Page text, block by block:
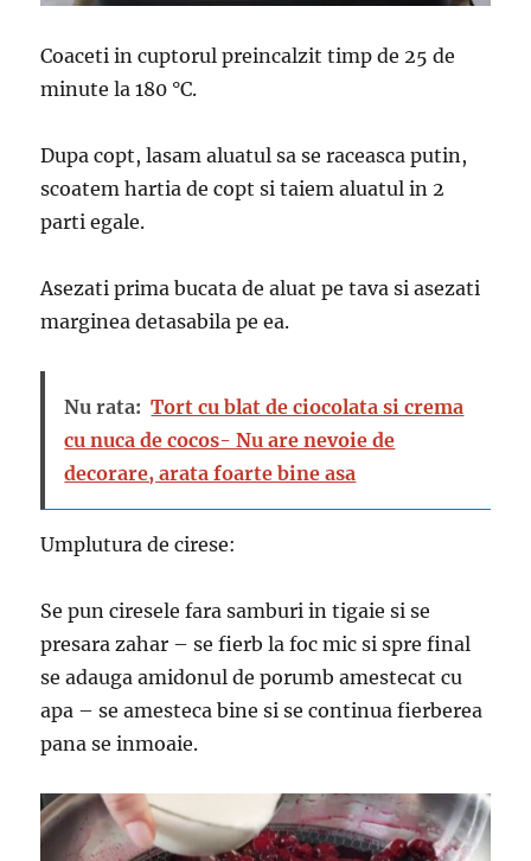
Coaceti in cuptorul preincalzit timp de 25 de
minute la 180 °C.
Dupa copt, lasam aluatul sa se raceasca putin,
scoatem hartia de copt si taiem aluatul in 2
parti egale.
Asezati prima bucata de aluat pe tava si asezati
marginea detasabila pe ea.
Nu rata: Tort cu blat de ciocolata si crema
cu nuca de cocos- Nu are nevoie de
decorare, arata foarte bine asa
Umplutura de cirese:
Se pun ciresele fara samburi in tigaie si se
presara zahar – se fierb la foc mic si spre final
se adauga amidonul de porumb amestecat cu
apa – se amesteca bine si se continua fierberea
pana se inmoaie.